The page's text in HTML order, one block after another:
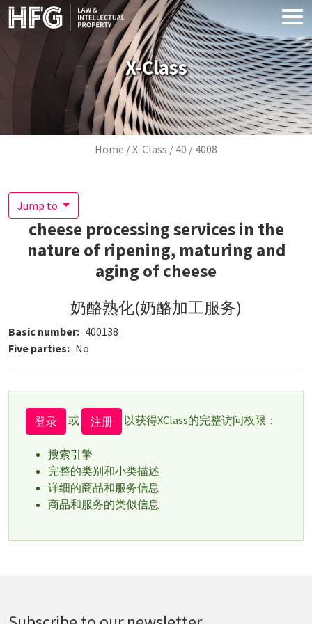
Skip to main content
X-Class
Breadcrumb
Home X-Class 40 4008
Jump to
cheese processing services in the
nature of ripening, maturing and
aging of cheese
奶酪熟化(奶酪加工服务)
Basic number
400138
Five parties
No
登录 或 注册 以获得XClass的完整访问权限：
搜索引擎
完整的类别和小类描述
详细的商品和服务信息
商品和服务的类似信息